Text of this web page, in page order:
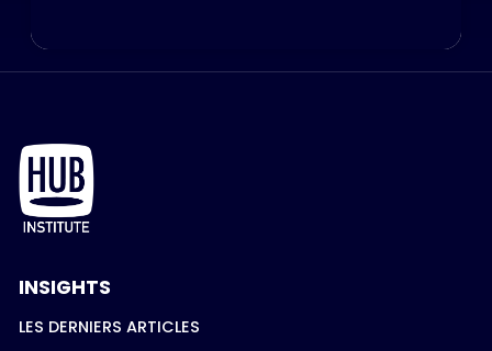
INSIGHTS
LES DERNIERS ARTICLES